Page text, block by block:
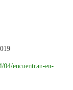
04/encuentran-en-